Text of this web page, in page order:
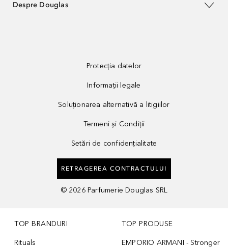
Despre Douglas
Protecția datelor
Informații legale
Soluționarea alternativă a litigiilor
Termeni și Condiții
Setări de confidențialitate
RETRAGEREA CONTRACTULUI
© 2026 Parfumerie Douglas SRL
TOP BRANDURI
Rituals
TOP PRODUSE
EMPORIO ARMANI - Stronger